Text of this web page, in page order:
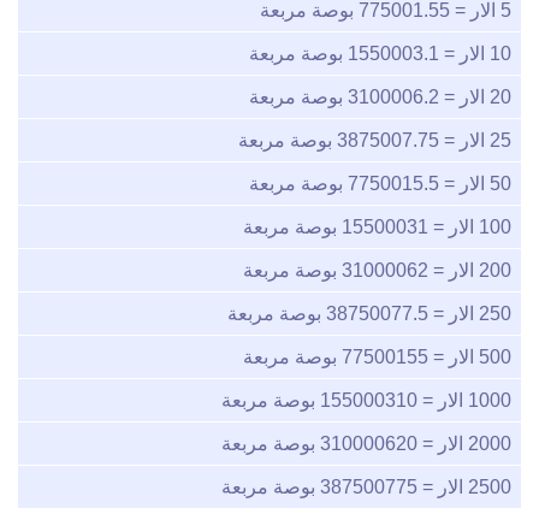
5 الار = 775001.55 بوصة مربعة
10 الار = 1550003.1 بوصة مربعة
20 الار = 3100006.2 بوصة مربعة
25 الار = 3875007.75 بوصة مربعة
50 الار = 7750015.5 بوصة مربعة
100 الار = 15500031 بوصة مربعة
200 الار = 31000062 بوصة مربعة
250 الار = 38750077.5 بوصة مربعة
500 الار = 77500155 بوصة مربعة
1000 الار = 155000310 بوصة مربعة
2000 الار = 310000620 بوصة مربعة
2500 الار = 387500775 بوصة مربعة